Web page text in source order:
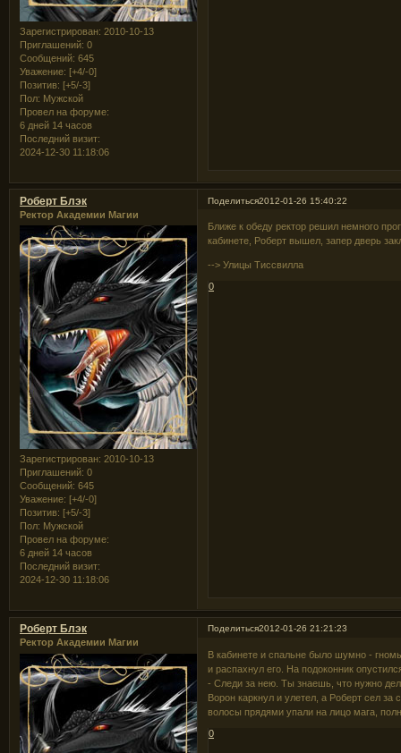
Зарегистрирован: 2010-10-13
Приглашений: 0
Сообщений: 645
Уважение: [+4/-0]
Позитив: [+5/-3]
Пол: Мужской
Провел на форуме:
6 дней 14 часов
Последний визит:
2024-12-30 11:18:06
Поделиться2012-01-26 15:40:22
Роберт Блэк
Ректор Академии Магии
Зарегистрирован: 2010-10-13
Приглашений: 0
Сообщений: 645
Уважение: [+4/-0]
Позитив: [+5/-3]
Пол: Мужской
Провел на форуме:
6 дней 14 часов
Последний визит:
2024-12-30 11:18:06
Ближе к обеду ректор решил немного
кабинете, Роберт вышел, запер дверь
--> Улицы Тиссвилла
0
Поделиться2012-01-26 21:21:23
Роберт Блэк
Ректор Академии Магии
В кабинете и спальне было шумно -
и распахнул его. На подоконник
- Следи за нею. Ты знаешь, что нужно
Ворон каркнул и улетел, а Роберт сел
волосы прядями упали на лицо мага,
0